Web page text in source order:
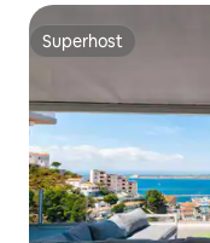
Superhost
Superhost